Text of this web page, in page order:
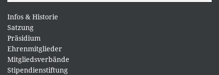
Infos & Historie
Satzung
Präsidium
Ehrenmitglieder
Mitgliedsverbände
Stipendienstiftung